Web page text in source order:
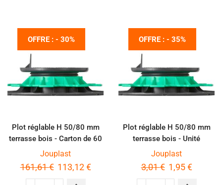
OFFRE : - 30%
Plot réglable H 50/80 mm
terrasse bois - Carton de 60
pièces
Jouplast
161,61€ 113,12€
OFFRE : - 35%
Plot réglable H 50/80 mm
terrasse bois - Unité
Jouplast
3,01€ 1,95€